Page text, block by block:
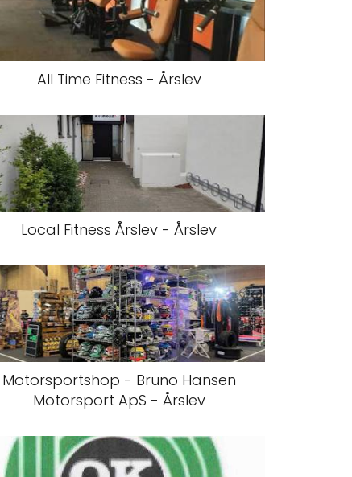
All Time Fitness - Årslev
Local Fitness Årslev - Årslev
Motorsportshop - Bruno Hansen
Motorsport ApS - Årslev